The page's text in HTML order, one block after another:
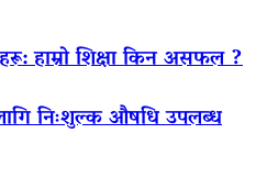
हाम्रो शिक्षा किन असफल ?
निःशुल्क औषधि उपलब्ध